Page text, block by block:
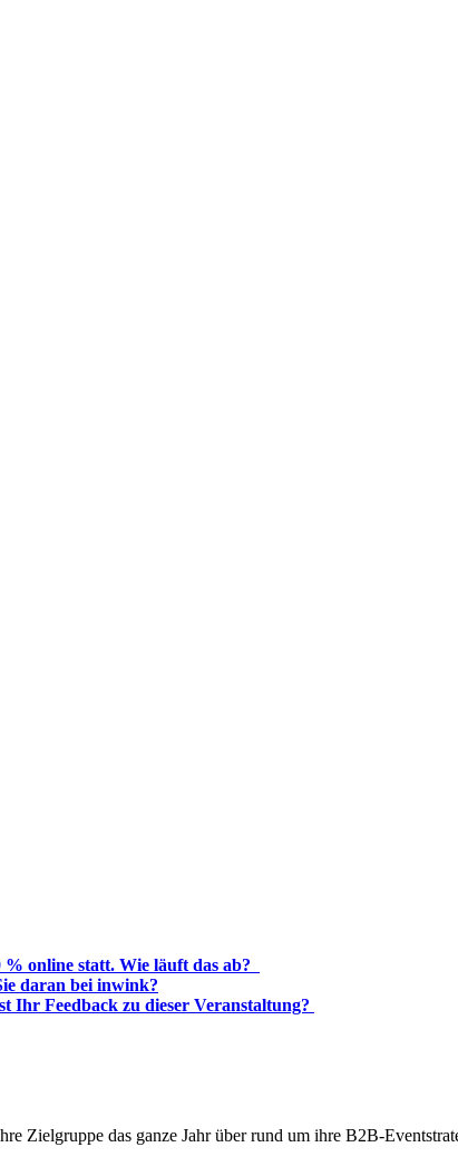
online statt. Wie läuft das ab?
daran bei inwink?
Ihr Feedback zu dieser Veranstaltung?
Zielgruppe das ganze Jahr über rund um ihre B2B-